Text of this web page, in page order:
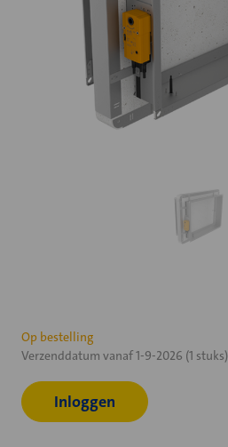
Huidige
voorraad:
Op bestelling
Verzenddatum vanaf 1-9-2026 (1 stuks)
Inloggen